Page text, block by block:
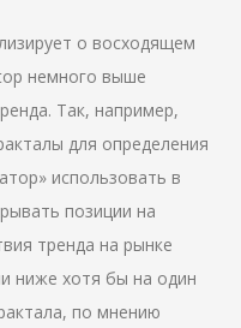
о восходящем
немного выше
Так, например,
для определения
использовать в
позиции на
тренда на рынке
ниже хотя бы на один
по мнению